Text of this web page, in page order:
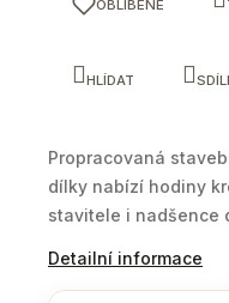
Propracovaná
dílky nabízí hodiny
stavitele i nadšence
Detailní informace
OBLÍBENÉ
HLÍDAT